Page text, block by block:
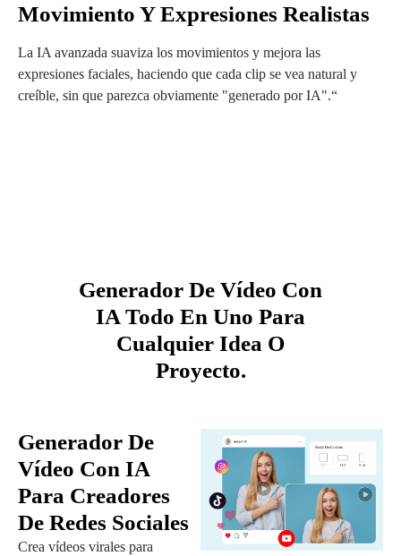
Movimiento Y Expresiones Realistas
La IA avanzada suaviza los movimientos y mejora las
expresiones faciales, haciendo que cada clip se vea natural y
creíble, sin que parezca obviamente "generado por IA".“
Generador De Vídeo Con
IA Todo En Uno Para
Cualquier Idea O
Proyecto.
Generador De
Vídeo Con IA
Para Creadores
De Redes Sociales
Crea vídeos virales para